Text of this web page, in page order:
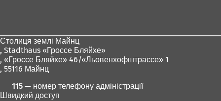
с
Столиця землі Майнц
, Stadthaus «Гроссе Бляйхе»
, «Гроссе Бляйхе» 46/«Льовенхофштрассе» 1
, 55116 Майнц
115 — номер телефону адміністрації
Швидкий доступ